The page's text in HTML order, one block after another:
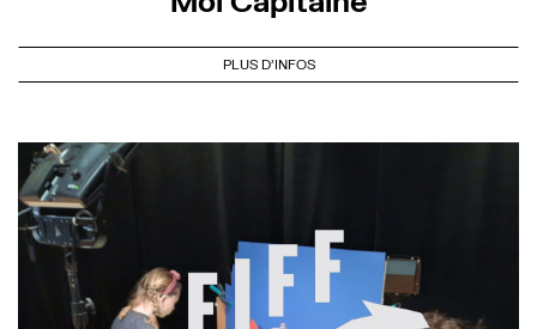
PLUS D'INFOS